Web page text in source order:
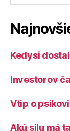
Kedysi
Investorov
Vtip o
Akú silu má